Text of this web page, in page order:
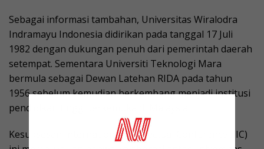
Sebagai informasi tambahan, Universitas Wiralodra
Indramayu Indonesia didirikan pada tanggal 17 Juli
1982 dengan dukungan penuh dari pemerintah daerah
setempat. Sementara Universiti Teknologi Mara
bermula sebagai Dewan Latehan RIDA pada tahun
1956 sebelum kemudian berkembang menjadi institusi
pendidikan tinggi terkemuka di Malaysia.
Kesuksesan International Intellectual Conference (IIC)